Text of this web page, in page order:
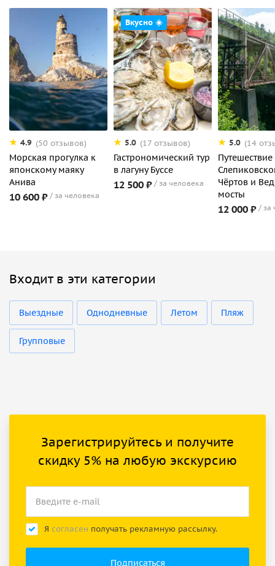
4.9 (50 отзывов)
Морская прогулка к
японскому маяку
Анива
10 600 ₽ за человека
Вкусно ☀️
5.0 (17 отзывов)
Гастрономический тур
в лагуну Буссе
12 500 ₽ за человека
5.0 (14
Чёртов и
мосты
12 000 ₽ за
Входит в эти категории
Выездные Однодневные Летом Пляж
Групповые
Зарегистрируйтесь и получите
скидку 5% на любую экскурсию
Я согласен получать рекламную рассылку.